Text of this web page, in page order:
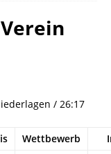
/ 26:17
Wettbewerb